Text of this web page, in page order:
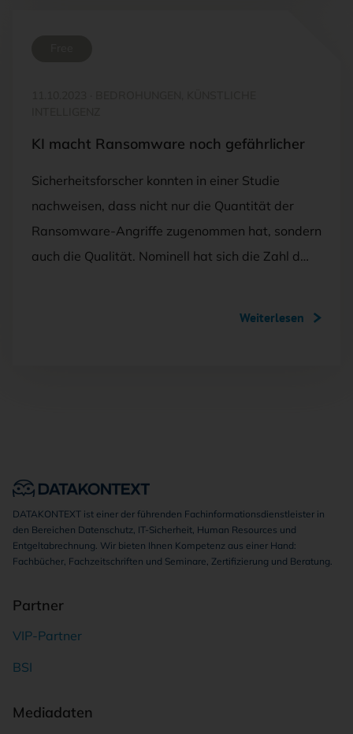
KI macht Ransomware noch gefährlicher
Sicherheitsforscher konnten in einer Studie
nachweisen, dass nicht nur die Quantität der
Ransomware-Angriffe zugenommen hat, sondern
auch die Qualität. Nominell hat sich die Zahl d…
Weiterlesen
DATAKONTEXT ist einer der führenden Fachinformationsdienstleister in
den Bereichen Datenschutz, IT-Sicherheit, Human Resources und
Entgeltabrechnung. Wir bieten Ihnen Kompetenz aus einer Hand:
Fachbücher, Fachzeitschriften und Seminare, Zertifizierung und Beratung.
Partner
VIP-Partner
BSI
Mediadaten